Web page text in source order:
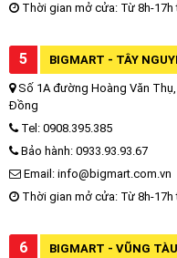
Thời gian mở cửa: Từ 8h-
5 BIGMART - TÂY
Số 1A đường Hoàng Văn
Đồng
Tel: 0908.395.385
Bảo hành: 0933.93.93.67
Email: info@bigmart.com.vn
Thời gian mở cửa: Từ 8h-
6 BIGMART - VŨNG TÀU